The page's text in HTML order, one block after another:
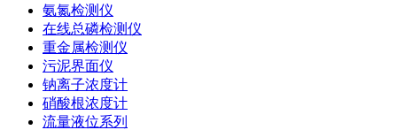
氨氮检测仪
在线总磷检测仪
重金属检测仪
污泥界面仪
钠离子浓度计
硝酸根浓度计
流量液位系列